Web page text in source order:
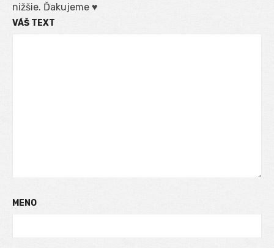
nižšie. Ďakujeme ♥
VÁŠ TEXT
MENO